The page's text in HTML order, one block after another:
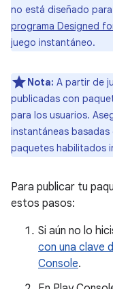
no está diseñado
programa Designed
juego instantáneo.
Nota: A partir de
publicadas con
para los usuarios.
instantáneas basadas
paquetes habilitados
Para publicar tu
estos pasos:
Si aún no lo
con una clave
Console.